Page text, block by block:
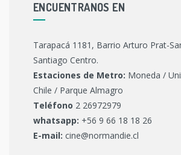
ENCUENTRANOS EN
Tarapacá 1181, Barrio Arturo Prat-
Santiago Centro.
Estaciones de Metro: Moneda /
Chile / Parque Almagro
Teléfono 2 26972979
whatsapp: +56 9 66 18 18 26
E-mail: cine@normandie.cl